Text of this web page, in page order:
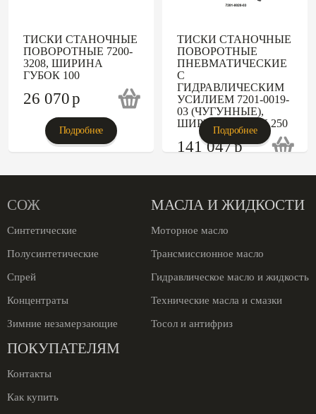
ТИСКИ СТАНОЧНЫЕ
ПОВОРОТНЫЕ 7200-
3208, ШИРИНА
ГУБОК 100
26 070p
Подробнее
ТИСКИ СТАНОЧНЫЕ
ПОВОРОТНЫЕ
ПНЕВМАТИЧЕСКИЕ
С
ГИДРАВЛИЧЕСКИМ
УСИЛИЕМ 7201-0019-
03 (ЧУГУННЫЕ),
ШИРИНА ГУБОК 250
141 047p
Подробнее
СОЖ
Синтетические
Полусинтетические
Спрей
Концентраты
Зимние незамерзающие
МАСЛА И ЖИДКОСТИ
Моторное масло
Трансмиссионное масло
Гидравлическое масло и жидкость
Технические масла и смазки
Тосол и антифриз
ПОКУПАТЕЛЯМ
Контакты
Как купить